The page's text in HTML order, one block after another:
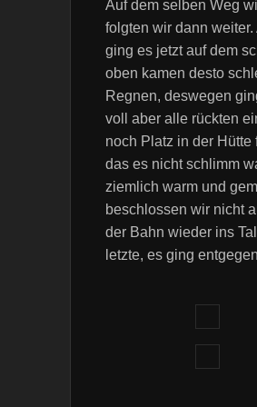
Auf dem selben Weg
folgten wir dann
ging es jetzt auf dem
oben kamen desto
Regnen, deswegen
voll aber alle rückten
noch Platz in der
das es nicht schlimm
ziemlich warm und
beschlossen wir nicht
der Bahn wieder ins
letzte, es ging